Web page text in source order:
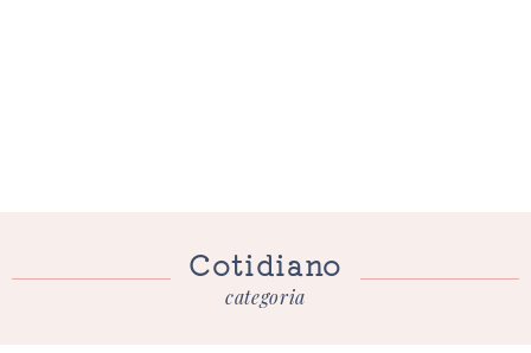
Cotidiano
categoria